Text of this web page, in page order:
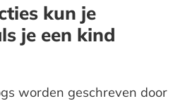
kun je
je een kind
worden geschreven door